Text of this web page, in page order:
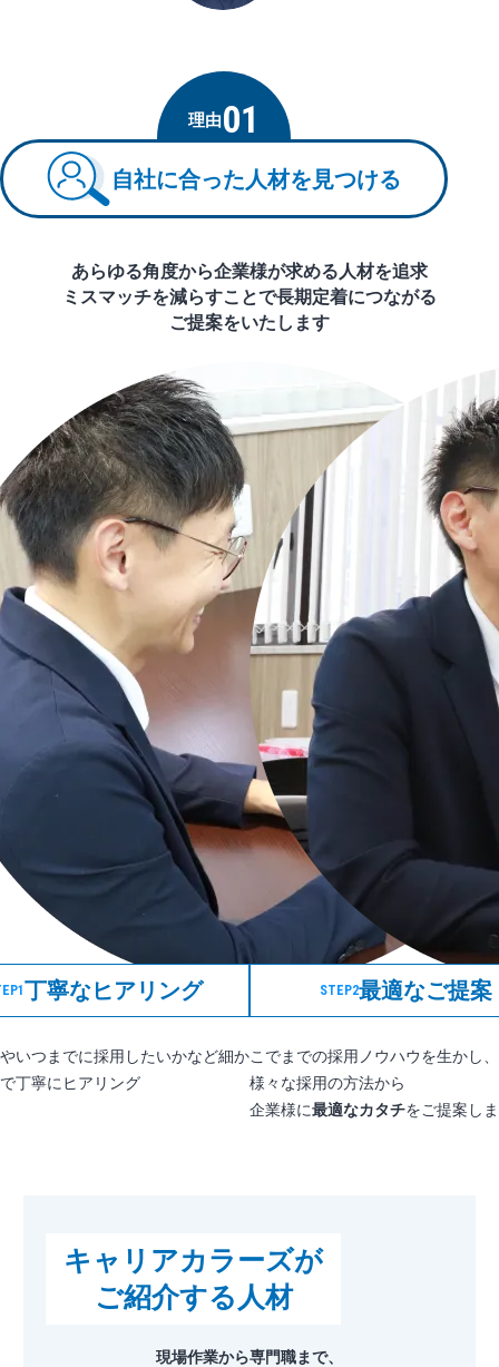
理由01
自社に合った人材を見つける
あらゆる角度から企業様が求める人材を追求
ミスマッチを減らすことで長期定着につながる
ご提案をいたします
丁寧なヒアリング
いつまでに採用したいかなど細か
丁寧にヒアリング
STEP2最適なご提案
こでまでの採用ノウハウを生かし、
様々な採用の方法から
企業様に最適なカタチをご提案し
キャリアカラーズが
ご紹介する人材
現場作業から専門職まで、